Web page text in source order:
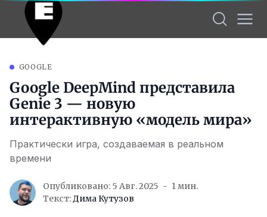
GOOGLE
Google DeepMind представила
Genie 3 — новую
интерактивную «модель мира»
Практически игра, создаваемая в реальном
времени
Опубликовано: 5 Авг. 2025
1 мин.
Текст:Дима Кутузов